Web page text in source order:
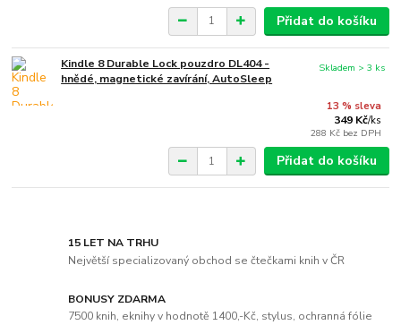
Přidat do košíku
Kindle 8 Durable Lock pouzdro DL404 -
hnědé, magnetické zavírání, AutoSleep
13 % sleva
349 Kč/ks
288 Kč bez DPH
Skladem > 3 ks
Přidat do košíku
15 LET NA TRHU
Největší specializovaný obchod se čtečkami knih v ČR
BONUSY ZDARMA
7500 knih, eknihy v hodnotě 1400,-Kč, stylus, ochranná fólie